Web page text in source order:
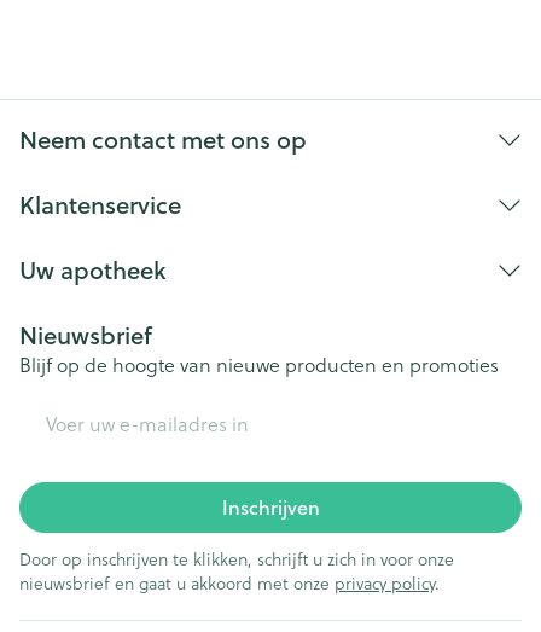
Neem contact met ons op
Klantenservice
Uw apotheek
Nieuwsbrief
Blijf op de hoogte van nieuwe producten en promoties
Inschrijven
Door op inschrijven te klikken, schrijft u zich in voor onze
nieuwsbrief en gaat u akkoord met onze privacy policy.